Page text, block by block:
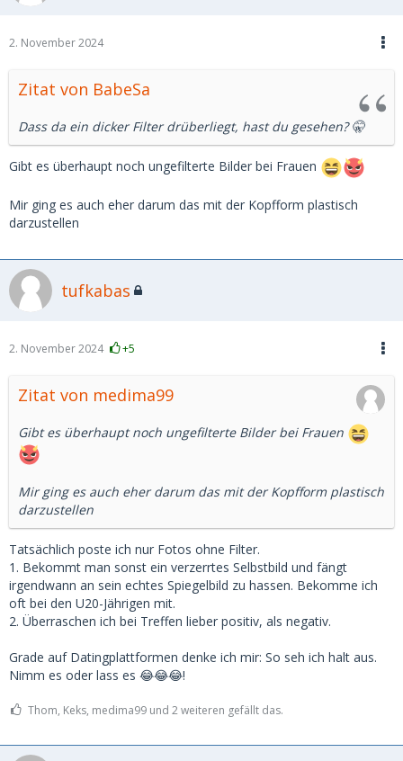
2. November 2024
Zitat von BabeSa
Dass da ein dicker Filter drüberliegt, hast du gesehen? 🤫
Gibt es überhaupt noch ungefilterte Bilder bei Frauen
Mir ging es auch eher darum das mit der Kopfform plastisch
darzustellen
tufkabas
2. November 2024 +5
Zitat von medima99
Gibt es überhaupt noch ungefilterte Bilder bei Frauen
Mir ging es auch eher darum das mit der Kopfform plastisch
darzustellen
Tatsächlich poste ich nur Fotos ohne Filter.
1. Bekommt man sonst ein verzerrtes Selbstbild und fängt
irgendwann an sein echtes Spiegelbild zu hassen. Bekomme ich
oft bei den U20-Jährigen mit.
2. Überraschen ich bei Treffen lieber positiv, als negativ.
Grade auf Datingplattformen denke ich mir: So seh ich halt aus.
Nimm es oder lass es 😂😂😂!
Thom, Keks, medima99 und 2 weiteren gefällt das.